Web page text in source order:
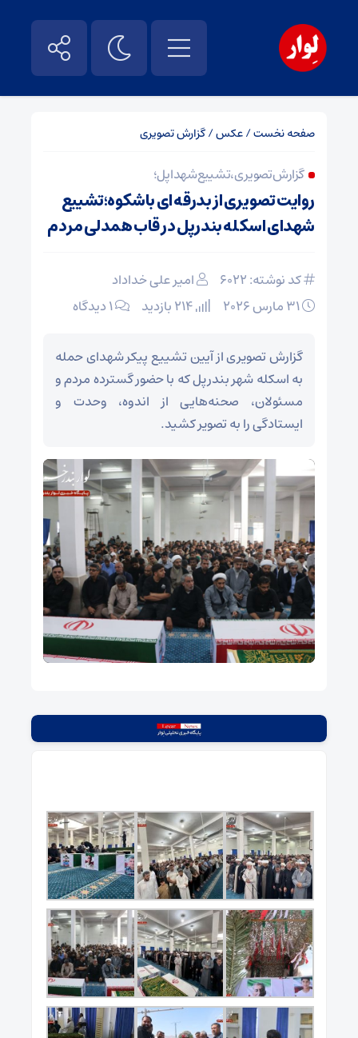
صفحه نخست/عکس/گزارش تصویری
گزارش تصویری،تشییع شهدا پل؛
روایت تصویری از بدرقه ای باشکوه؛تشییع
شهدای اسکله بندرپل در قاب همدلی مردم
کد نوشته: 6022
امیر علی خداداد
1 دیدگاه
گزارش تصویری از آیین تشییع پیکر شهدای حمله
به اسکله شهر بندرپل که با حضور گسترده مردم و
مسئولان، صحنه‌هایی از اندوه، وحدت و
ایستادگی را به تصویر کشید.